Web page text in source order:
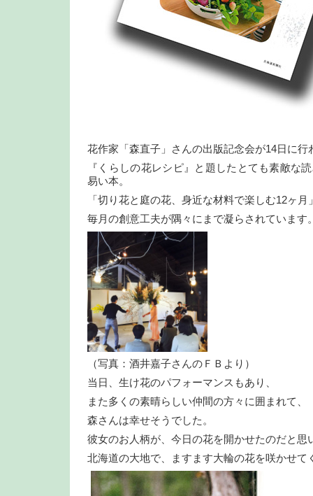
花作家「森直子」さんの出版記念会が14日に行
『くらしの花レシピ』と題したとても素敵な
易い本。
「切り花と庭の花、身近な材料で楽しむ12ヶ月
毎月の創意工夫が隅々にまで凝らされています
（写真：酒井嘉子さんのＦＢより）
当日、生け花のパフォーマンスもあり、
また多くの素晴らしい仲間の方々に囲まれて、
森さんは幸せそうでした。
彼女のお人柄が、今日の花を開かせたのだと思
北海道の大地で、ますます大輪の花を咲かせて